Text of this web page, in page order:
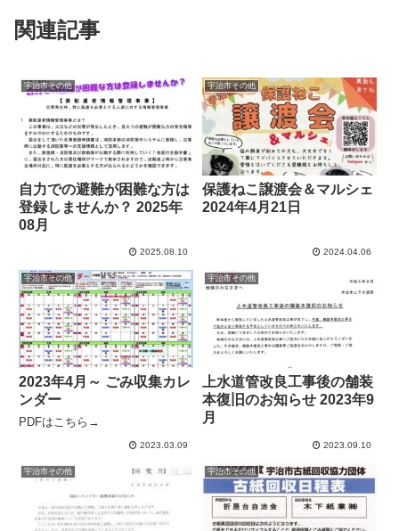
関連記事
宇治市その他
自力での避難が困難な方は
登録しませんか？ 2025年
08月
2025.08.10
宇治市その他
保護ねこ譲渡会＆マルシェ
2024年4月21日
2024.04.06
宇治市その他
2023年4月～ ごみ収集カレ
ンダー
PDFはこちら→
2023.03.09
宇治市その他
上水道管改良工事後の舗装
本復旧のお知らせ 2023年9
月
2023.09.10
宇治市その他 宇治市その他